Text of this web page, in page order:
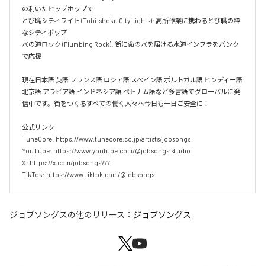
の利いたヒップホップで
とび職シティライト (Tobi-shoku City Lights): 高所作業に携わるとび職の粋
なシティポップ
水の道ロック (Plumbing Rock): 街に命の水を届ける水道インフラをパンク
で応援
現在日本語 英語 フランス語 ロシア語 スペイン語 ポルトガル語 ヒンディー語
北京語 アラビア語 インドネシア語 ベトナム語など多言語でグローバルに発
信中です。街をつくるすべての働く人々へ今日も一日ご安全に！
公式リンク
TuneCore: https://www.tunecore.co.jp/artists/jobsongs
YouTube: https://www.youtube.com/@jobsongs.studio
X: https://x.com/jobsongs777
TikTok: https://www.tiktok.com/@jobsongs
ジョブソングスの他のリリース： ジョブソングス